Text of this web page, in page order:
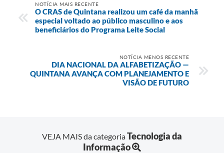
NOTÍCIA MAIS RECENTE
O CRAS de Quintana realizou um café da manhã
especial voltado ao público masculino e aos
beneficiários do Programa Leite Social
NOTÍCIA MENOS RECENTE
DIA NACIONAL DA ALFABETIZAÇÃO —
QUINTANA AVANÇA COM PLANEJAMENTO E
VISÃO DE FUTURO
VEJA MAIS da categoriaTecnologia da
Informação